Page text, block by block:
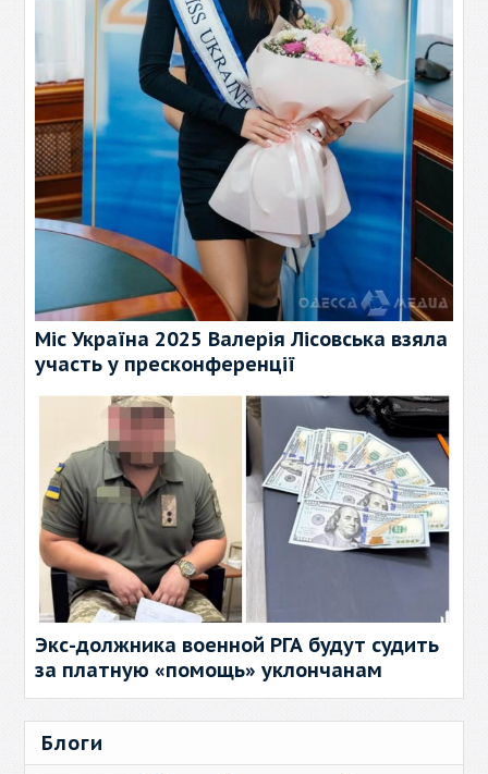
Міс Україна 2025 Валерія Лісовська взяла
участь у пресконференції
Экс-должника военной РГА будут судить
за платную «помощь» уклончанам
Блоги